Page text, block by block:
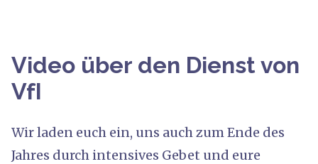
Video über den Dienst von
VfI
Wir laden euch ein, uns auch zum Ende des
Jahres durch intensives Gebet und eure